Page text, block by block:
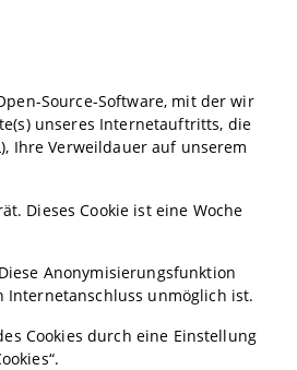
Source-Software, mit der wir
unseres Internetauftritts, die
Ihre Verweildauer auf unserem
Dieses Cookie ist eine Woche
Anonymisierungsfunktion
Internetanschluss unmöglich ist.
Cookies durch eine Einstellung